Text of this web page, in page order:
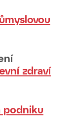
zdraví
podniku